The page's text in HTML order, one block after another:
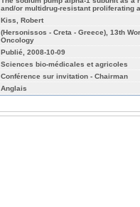
and/or multidrug-resistant proliferating
Kiss, Robert
(Hersonissos - Creta - Greece), 13th
Oncology
Publié, 2008-10-09
Sciences bio-médicales et agricoles
Conférence sur invitation - Chairman
Anglais